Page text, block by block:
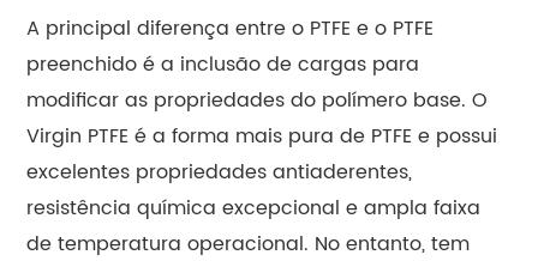
A principal diferença entre o PTFE e o PTFE
preenchido é a inclusão de cargas para
modificar as propriedades do polímero base. O
Virgin PTFE é a forma mais pura de PTFE e possui
excelentes propriedades antiaderentes,
resistência química excepcional e ampla faixa
de temperatura operacional. No entanto, tem